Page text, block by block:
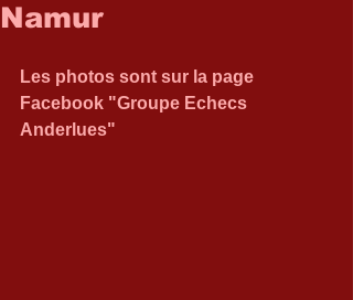
Namur
Les photos sont sur la page
Facebook "Groupe Echecs
Anderlues"